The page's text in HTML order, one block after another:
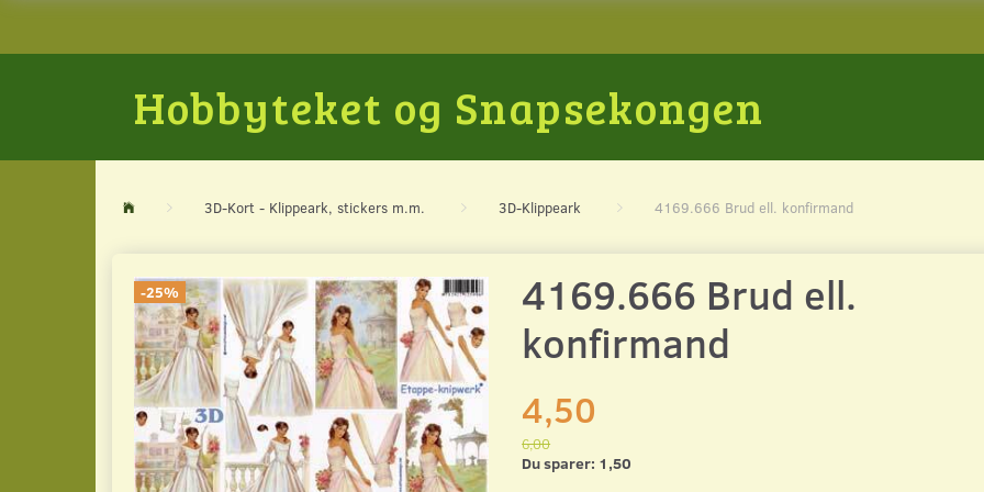
Hobbyteket og Snapsekongen
3D-Kort - Klippeark, stickers m.m. 3D-Klippeark 4169.666 Brud ell. konfirmand
-25%
4169.666 Brud ell.
konfirmand
4,50
6,00
Du sparer: 1,50